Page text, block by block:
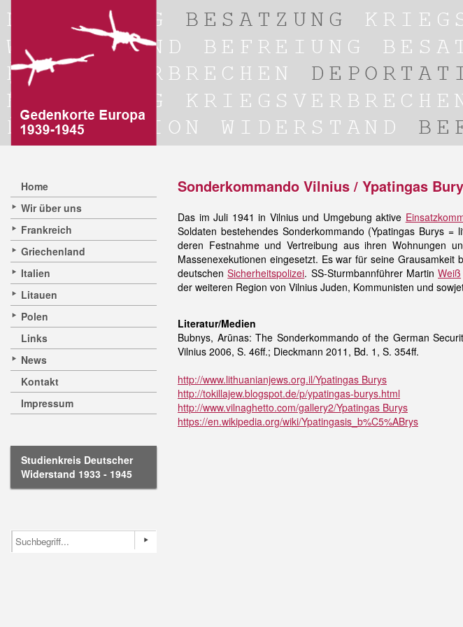
Home
Wir über uns
Frankreich
Griechenland
Italien
Litauen
Polen
Links
News
Kontakt
Impressum
Studienkreis Deutscher
Widerstand 1933 - 1945
Sonderkommando Vilnius / Ypatingas
Das im Juli 1941 in Vilnius und Umgebung aktive
Soldaten bestehendes Sonderkommando (Ypatingas Burys
deren Festnahme und Vertreibung aus ihren Wohnungen
Massenexekutionen eingesetzt. Es war für seine
deutschenSicherheitspolizei. SS-Sturmbannführer MartinWeiß
der weiteren Region von Vilnius Juden, Kommunisten und
Literatur/Medien
Bubnys, Arūnas: The Sonderkommando of the German
Vilnius 2006, S. 46ff.; Dieckmann 2011, Bd. 1, S. 354ff.
http://www.lithuanianjews.org.il/Ypatingas Burys
http://tokillajew.blogspot.de/p/ypatingas-burys.html
http://www.vilnaghetto.com/gallery2/Ypatingas Burys
https://en.wikipedia.org/wiki/Ypatingasis_b%C5%ABrys